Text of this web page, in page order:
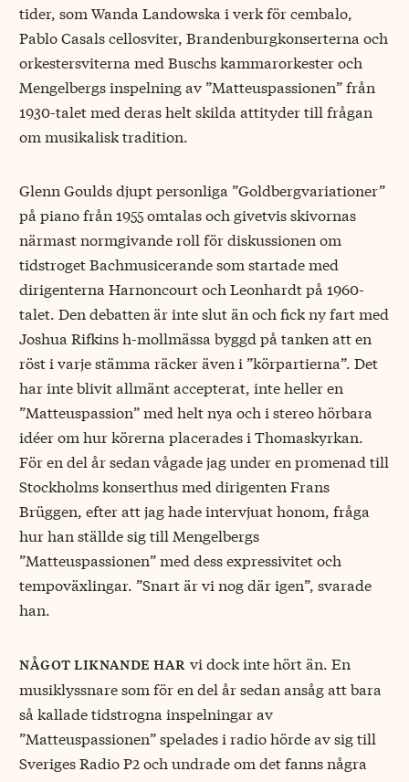
tider, som Wanda Landowska i verk för cembalo,
Pablo Casals cellosviter, Brandenburgkonserterna och
orkestersviterna med Buschs kammarorkester och
Mengelbergs inspelning av ”Matteuspassionen” från
1930-talet med deras helt skilda attityder till frågan
om musikalisk tradition.
Glenn Goulds djupt personliga ”Goldbergvariationer”
på piano från 1955 omtalas och givetvis skivornas
närmast normgivande roll för diskussionen om
tidstroget Bachmusicerande som startade med
dirigenterna Harnoncourt och Leonhardt på 1960-
talet. Den debatten är inte slut än och fick ny fart med
Joshua Rifkins h-mollmässa byggd på tanken att en
röst i varje stämma räcker även i ”körpartierna”. Det
har inte blivit allmänt accepterat, inte heller en
”Matteuspassion” med helt nya och i stereo hörbara
idéer om hur körerna placerades i Thomaskyrkan.
För en del år sedan vågade jag under en promenad till
Stockholms konserthus med dirigenten Frans
Brüggen, efter att jag hade intervjuat honom, fråga
hur han ställde sig till Mengelbergs
”Matteuspassionen” med dess expressivitet och
tempoväxlingar. ”Snart är vi nog där igen”, svarade
han.
något liknande har vi dock inte hört än. En
musiklyssnare som för en del år sedan ansåg att bara
så kallade tidstrogna inspelningar av
”Matteuspassionen” spelades i radio hörde av sig till
Sveriges Radio P2 och undrade om det fanns några